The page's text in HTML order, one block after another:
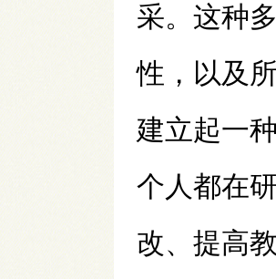
采。这种
性，以及
建立起一
个人都在
改、提高